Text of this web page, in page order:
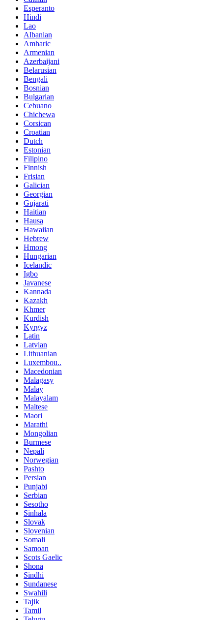
Esperanto
Hindi
Lao
Albanian
Amharic
Armenian
Azerbaijani
Belarusian
Bengali
Bosnian
Bulgarian
Cebuano
Chichewa
Corsican
Croatian
Dutch
Estonian
Filipino
Finnish
Frisian
Galician
Georgian
Gujarati
Haitian
Hausa
Hawaiian
Hebrew
Hmong
Hungarian
Icelandic
Igbo
Javanese
Kannada
Kazakh
Khmer
Kurdish
Kyrgyz
Latin
Latvian
Lithuanian
Luxembou..
Macedonian
Malagasy
Malay
Malayalam
Maltese
Maori
Marathi
Mongolian
Burmese
Nepali
Norwegian
Pashto
Persian
Punjabi
Serbian
Sesotho
Sinhala
Slovak
Slovenian
Somali
Samoan
Scots Gaelic
Shona
Sindhi
Sundanese
Swahili
Tajik
Tamil